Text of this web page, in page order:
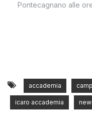
Pontecagnano alle
accademia
icaro accademia